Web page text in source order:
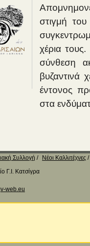
στιγμή
χέρια
σύνθεση
βυζαντινά
έντονος
στα
Συλλογή
Νέοι Καλλιτέχνες
Γ.Ι. Κατσίγρα
web.eu